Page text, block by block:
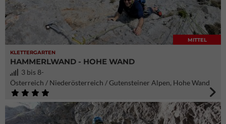
KLETTERGARTEN
MITTEL
HAMMERLWAND - HOHE WAND
3 bis 8-
Österreich / Niederösterreich / Gutensteiner Alpen, Hohe Wand